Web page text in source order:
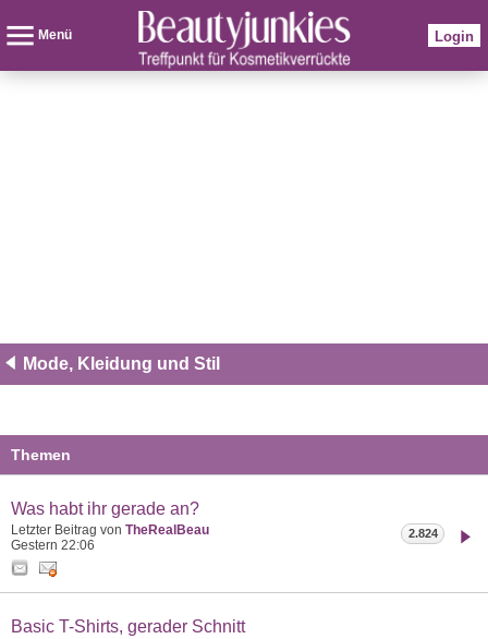
Menü Login
Mode, Kleidung und Stil
Themen
Was habt ihr gerade an?
Letzter Beitrag von TheRealBeau
Gestern 22:06
2.824
Basic T-Shirts, gerader Schnitt